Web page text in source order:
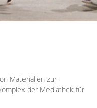
Materialien zur
der Mediathek für